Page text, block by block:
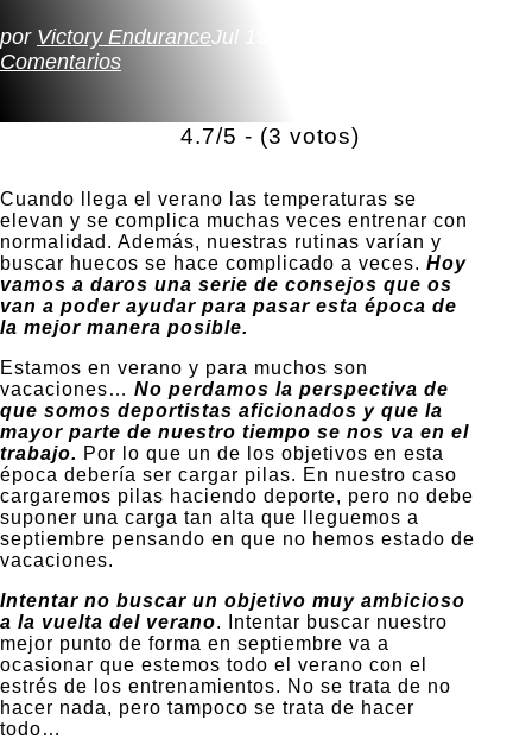
por Victory EnduranceJul 19, 2023
Comentarios
4.7/5 - (3 votos)
Cuando llega el verano las temperaturas se
elevan y se complica muchas veces entrenar con
normalidad. Además, nuestras rutinas varían y
buscar huecos se hace complicado a veces. Hoy
vamos a daros una serie de consejos que os
van a poder ayudar para pasar esta época de
la mejor manera posible.
Estamos en verano y para muchos son
vacaciones… No perdamos la perspectiva de
que somos deportistas aficionados y que la
mayor parte de nuestro tiempo se nos va en el
trabajo. Por lo que un de los objetivos en esta
época debería ser cargar pilas. En nuestro caso
cargaremos pilas haciendo deporte, pero no debe
suponer una carga tan alta que lleguemos a
septiembre pensando en que no hemos estado de
vacaciones.
Intentar no buscar un objetivo muy ambicioso
a la vuelta del verano. Intentar buscar nuestro
mejor punto de forma en septiembre va a
ocasionar que estemos todo el verano con el
estrés de los entrenamientos. No se trata de no
hacer nada, pero tampoco se trata de hacer
todo…